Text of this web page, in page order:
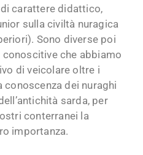
carattere didattico,
sulla civiltà nuragica
Sono diverse poi
conoscitive che abbiamo
di veicolare oltre i
conoscenza dei nuraghi
sarda, per
conterranei la
importanza.